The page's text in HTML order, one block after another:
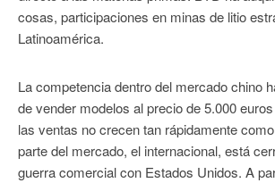
cosas, participaciones en minas de litio
Latinoamérica.
La competencia dentro del mercado chino
de vender modelos al precio de 5.000
las ventas no crecen tan rápidamente
parte del mercado, el internacional, está
guerra comercial con Estados Unidos. A